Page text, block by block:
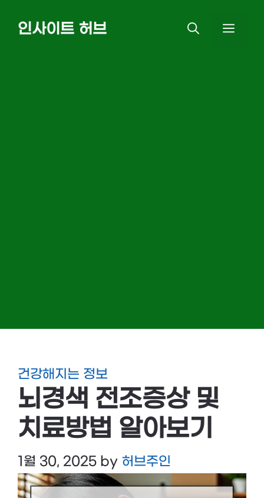
인사이트 허브
건강해지는 정보
뇌경색 전조증상 및
치료방법 알아보기
1월 30, 2025 by 허브주인